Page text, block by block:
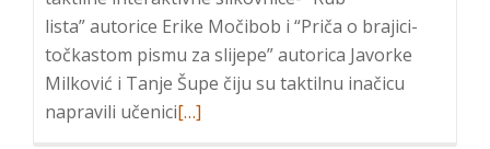
lista” autorice Erike Močibob i “Priča o brajici-
točkastom pismu za slijepe” autorica Javorke
Milković i Tanje Šupe čiju su taktilnu inačicu
napravili učeniciRead
[…]